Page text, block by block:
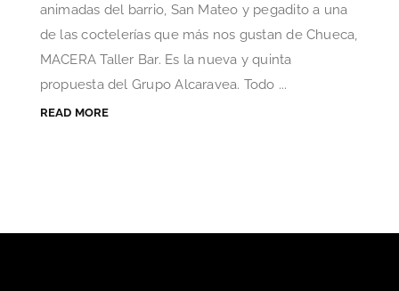
animadas del barrio, San Mateo y pegadito a una
de las coctelerías que más nos gustan de Chueca,
MACERA Taller Bar. Es la nueva y quinta
propuesta del Grupo Alcaravea. Todo ...
READ MORE